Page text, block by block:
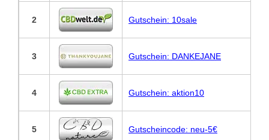
2 Gutschein: 10sale
3 Gutschein: DANKEJANE
4 Gutschein: aktion10
5 Gutscheincode: neu-5€